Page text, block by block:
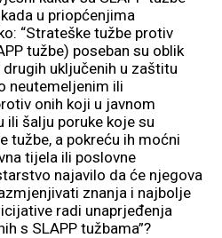
u priopćenjima
“Strateške tužbe protiv
tužbe) poseban su oblik
uključenih u zaštitu
neutemeljenim ili
onih koji u javnom
ili šalju poruke koje su
tužbe, a pokreću ih moćni
tijela ili poslovne
najavilo da će njegova
znanja i najbolje
radi unaprjeđenja
s SLAPP tužbama”?